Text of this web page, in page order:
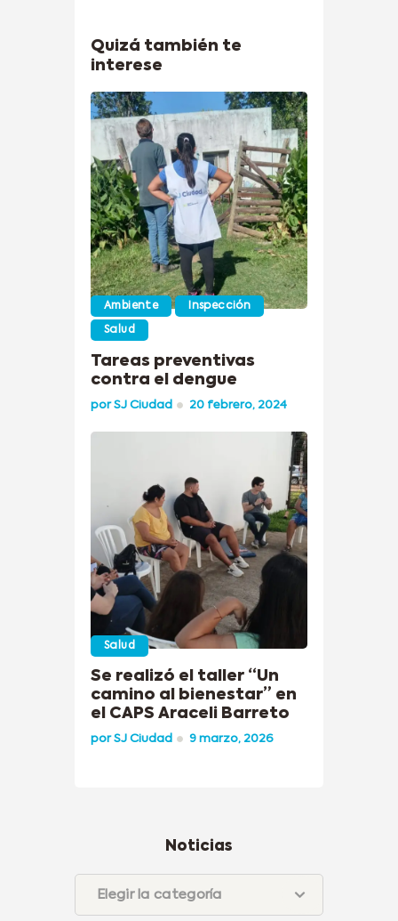
Quizá también te
interese
Ambiente Inspección
Salud
Tareas preventivas
contra el dengue
porSJ Ciudad 20 febrero, 2024
Salud
Se realizó el taller “Un
camino al bienestar” en
el CAPS Araceli Barreto
porSJ Ciudad 9 marzo, 2026
Noticias